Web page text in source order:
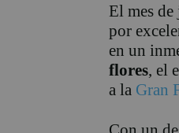
El mes
por
en un
flores, el
a la Gran